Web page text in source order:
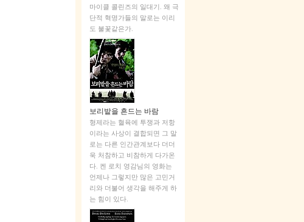
마이클 콜린즈의 일대기. 왜 극
단적 혁명가들의 말로는 이리
도 불꽃같은가.
보리밭을 흔드는 바람
형제라는 혈육에 투쟁과 저항
이라는 사상이 결합되면 그 말
로는 다른 인간관계보다 더더
욱 처참하고 비참하게 다가온
다. 켄 로치 영감님의 영화는
언제나 그렇지만 많은 고민거
리와 더불어 생각을 해주게 하
는 힘이 있다.